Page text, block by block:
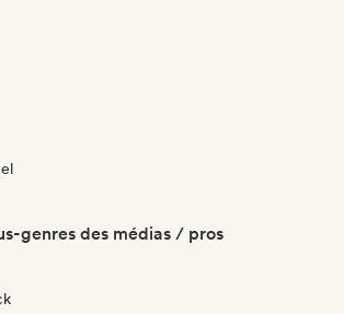
genres des médias / pros